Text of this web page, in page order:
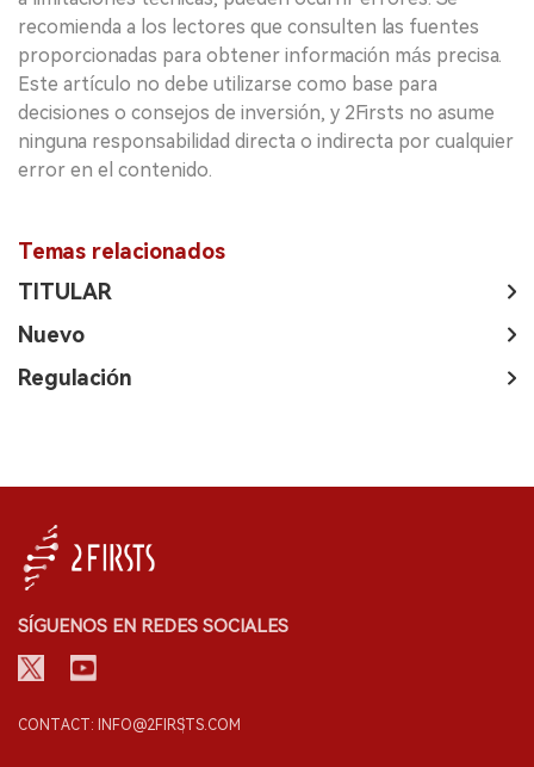
recomienda a los lectores que consulten las fuentes
proporcionadas para obtener información más precisa.
Este artículo no debe utilizarse como base para
decisiones o consejos de inversión, y 2Firsts no asume
ninguna responsabilidad directa o indirecta por cualquier
error en el contenido.
Temas relacionados
TITULAR
Nuevo
Regulación
SÍGUENOS EN REDES SOCIALES
CONTACT: INFO@2FIRSTS.COM